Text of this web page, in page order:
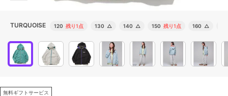
TURQUOISE 120 残り1点 130 △ 140 △ 150 残り1点 160 △
無料ギフトサービス